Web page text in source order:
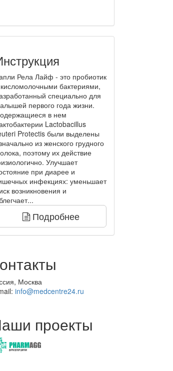
Рела Лайф - это пробиотик
бактериями,
специально для
первого года жизни.
в нем
Lactobacillus
Protectis были выделены
из женского грудного
поэтому их действие
Улучшает
при диарее и
инфекциях: уменьшает
возникновения и
Подробнее
Москва
info@medcentre24.ru
проекты